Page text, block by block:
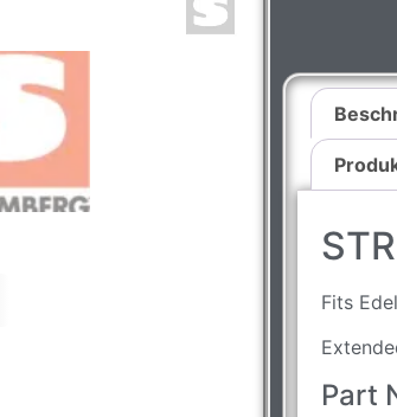
Fits
Part